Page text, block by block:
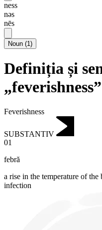
ness
nəs
nēs
Noun (1)
Definiția și
Feverishness
SUBSTANTIV
01
febră
a rise in the temperature of
infection